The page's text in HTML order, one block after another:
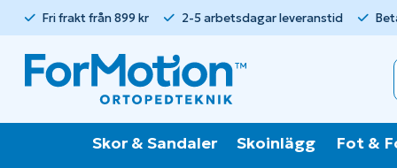
Fri frakt från 899 kr 2-5 arbetsdagar leveranstid
Skor & Sandaler Skoinlägg Fot &